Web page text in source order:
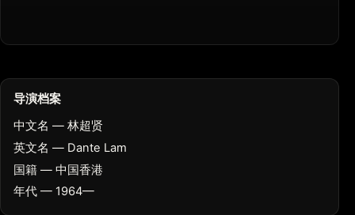
导演档案
中文名 — 林超贤
英文名 — Dante Lam
国籍 — 中国香港
年代 — 1964—